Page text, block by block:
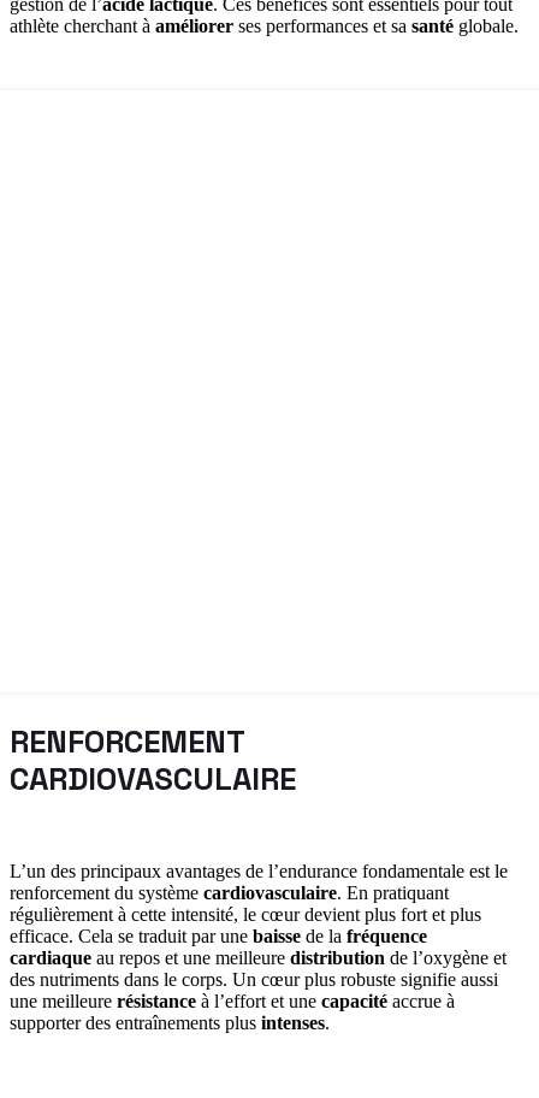
athlète cherchant à améliorer ses performances et sa santé globale.
RENFORCEMENT
CARDIOVASCULAIRE
L’un des principaux avantages de l’endurance fondamentale est le
renforcement du système cardiovasculaire. En pratiquant
régulièrement à cette intensité, le cœur devient plus fort et plus
efficace. Cela se traduit par une baisse de la fréquence
cardiaque au repos et une meilleure distribution de l’oxygène et
des nutriments dans le corps. Un cœur plus robuste signifie aussi
une meilleure résistance à l’effort et une capacité accrue à
supporter des entraînements plus intenses.